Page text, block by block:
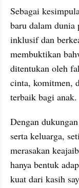
Sebagai
baru dalam dunia
inklusif dan
membuktikan
ditentukan oleh
cinta, komitmen,
terbaik bagi anak.
Dengan
serta keluarga,
merasakan
hanya bentuk
kuat dari kasih